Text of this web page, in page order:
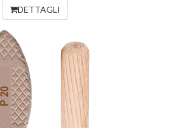
DETTAGLI